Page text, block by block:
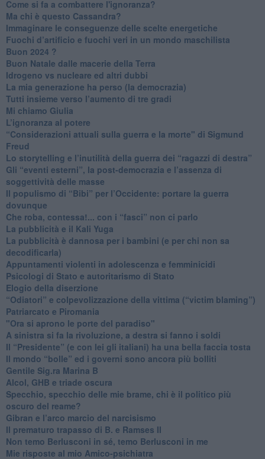
Come si fa a combattere l'ignoranza?
Ma chi è questo Cassandra?
Immaginare le conseguenze delle scelte energetiche
​Fuochi d’artificio e fuochi veri in un mondo maschilista
Buon 2024 ?
​Buon Natale dalle macerie della Terra
​Idrogeno vs nucleare ed altri dubbi
​La mia generazione ha perso (la democrazia)
​Tutti insieme verso l’aumento di tre gradi
Mi chiamo Giulia
L’ignoranza al potere
​“Considerazioni attuali sulla guerra e la morte" di Sigmund
Freud
​Lo storytelling e l’inutilità della guerra dei “ragazzi di destra”
​Gli “eventi esterni”, la post-democrazia e l’assenza di
soggettività delle masse
​Il populismo di “Bibi” per l’Occidente: portare la guerra
dovunque
​Che roba, contessa!... con i “fasci” non ci parlo
La pubblicità e il Kali Yuga
​La pubblicità è dannosa per i bambini (e per chi non sa
decodificarla)
​Appuntamenti violenti in adolescenza e femminicidi
​Psicologi di Stato e autoritarismo di Stato
Elogio della diserzione
“Odiatori” e colpevolizzazione della vittima (“victim blaming”)
​Patriarcato e Piromania
"Ora si aprono le porte del paradiso"
​A sinistra si fa la rivoluzione, a destra si fanno i soldi
​Il “Presidente” (e con lei gli italiani) ha una bella faccia tosta
​Il mondo “bolle” ed i governi sono ancora più bolliti
​Gentile Sig.ra Marina B
​Alcol, GHB e triade oscura
​Specchio, specchio delle mie brame, chi è il politico più
oscuro del reame?
​Gibran e l’arco marcio del narcisismo
​Il prematuro trapasso di B. e Ramses II
​Non temo Berlusconi in sé, temo Berlusconi in me
​Mie risposte al mio Amico-psichiatra